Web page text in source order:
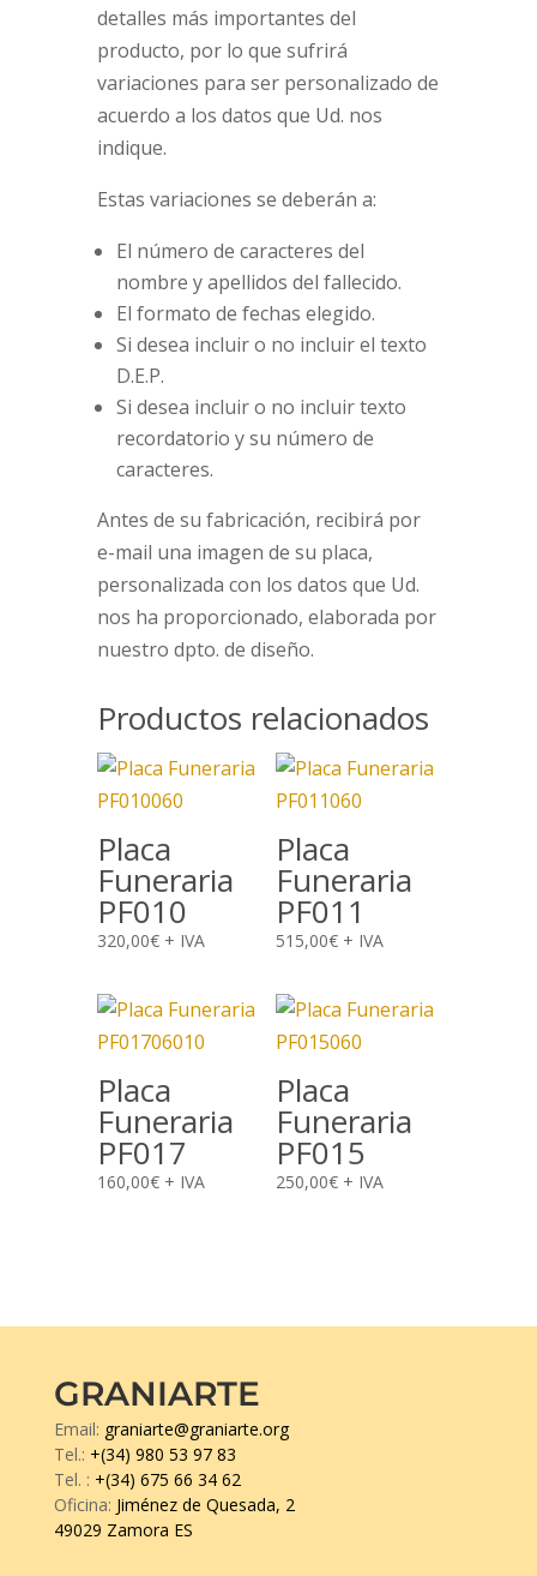
detalles más importantes del
producto, por lo que sufrirá
variaciones para ser personalizado de
acuerdo a los datos que Ud. nos
indique.
Estas variaciones se deberán a:
El número de caracteres del
nombre y apellidos del fallecido.
El formato de fechas elegido.
Si desea incluir o no incluir el texto
D.E.P.
Si desea incluir o no incluir texto
recordatorio y su número de
caracteres.
Antes de su fabricación, recibirá por
e-mail una imagen de su placa,
personalizada con los datos que Ud.
nos ha proporcionado, elaborada por
nuestro dpto. de diseño.
Productos relacionados
Placa
Funeraria
PF010
320,00€ + IVA
Placa
Funeraria
PF011
515,00€ + IVA
Placa
Funeraria
PF017
160,00€ + IVA
Placa
Funeraria
PF015
250,00€ + IVA
GRANIARTE
Email: graniarte@graniarte.org
Tel.: +(34) 980 53 97 83
Tel. : +(34) 675 66 34 62
Oficina: Jiménez de Quesada, 2
49029 Zamora ES